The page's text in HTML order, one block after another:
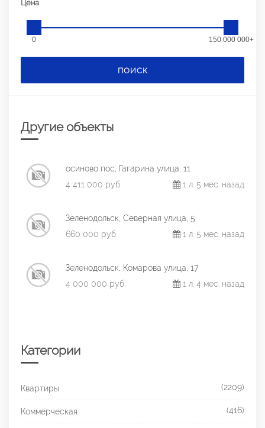
Цена
0 150 000 000+
ПОИСК
Другие объекты
осиново пос, Гагарина улица, 11
4 411 000 руб.
1 л. 5 мес. назад
Зеленодольск, Северная улица, 5
660 000 руб.
1 л. 5 мес. назад
Зеленодольск, Комарова улица, 17
4 000 000 руб.
1 л. 4 мес. назад
Категории
Квартиры (2209)
Коммерческая (416)